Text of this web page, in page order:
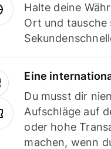
Halte deine
Ort und tausche
Eine
Du musst dir
Aufschläge auf
oder hohe
machen, wenn